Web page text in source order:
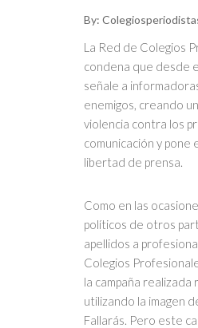
By:
La Red de Colegios
condena que desde
señale a
enemigos, creando
violencia contra los
comunicación y pone
libertad de prensa.
Como en las
políticos de otros
apellidos a
Colegios
la campaña
utilizando la imagen
Fallarás. Pero este